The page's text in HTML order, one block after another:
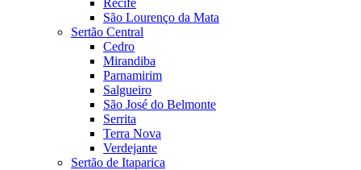
Recife
São Lourenço da Mata
Sertão Central
Cedro
Mirandiba
Parnamirim
Salgueiro
São José do Belmonte
Serrita
Terra Nova
Verdejante
Sertão de Itaparica